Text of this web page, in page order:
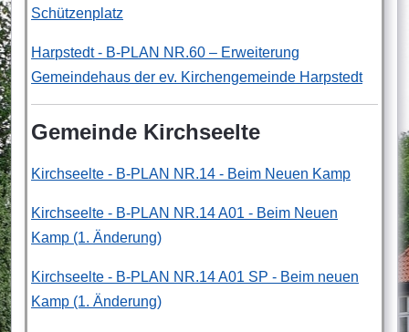
Schützenplatz
Harpstedt - B-PLAN NR.60 – Erweiterung
Gemeindehaus der ev. Kirchengemeinde Harpstedt
Gemeinde Kirchseelte
Kirchseelte - B-PLAN NR.14 - Beim Neuen Kamp
Kirchseelte - B-PLAN NR.14 A01 - Beim Neuen
Kamp (1. Änderung)
Kirchseelte - B-PLAN NR.14 A01 SP - Beim neuen
Kamp (1. Änderung)